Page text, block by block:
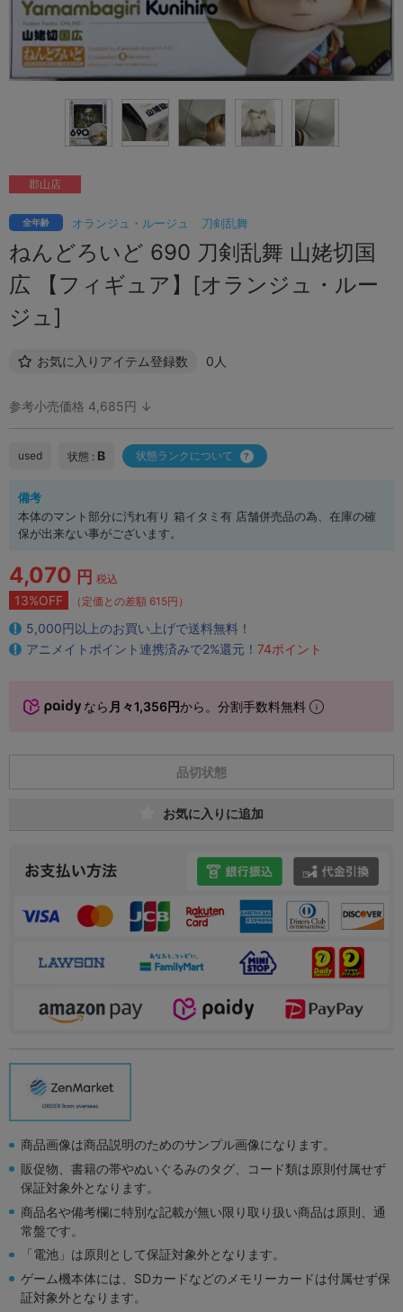
オランジュ・ルージュ 刀剣乱舞
全年齢
ねんどろいど 690 刀剣乱舞 山姥切国
広 【フィギュア】[オランジュ・ルー
ジュ]
お気に入りアイテム登録数 0人
郡山店
参考小売価格 4,685円 ↓
used 状態 : B 状態ランクについて
備考
本体のマント部分に汚れ有り 箱イタミ有 店舗併売品の為、在庫の確
保が出来ない事がございます。
4,070 円 税込
13%OFF （定価との差額 615円）
5,000円以上のお買い上げで送料無料！
アニメイトポイント連携済みで2%還元！ 74ポイント
なら 月々1,356円から。分割手数料無料
品切状態
お気に入りに追加
商品画像は商品説明のためのサンプル画像になります。
販促物、書籍の帯やぬいぐるみのタグ、コード類は原則付属せず
保証対象外となります。
商品名や備考欄に特別な記載が無い限り取り扱い商品は原則、通
常盤です。
「電池」は原則として保証対象外となります。
ゲーム機本体には、SDカードなどのメモリーカードは付属せず保
証対象外となります。